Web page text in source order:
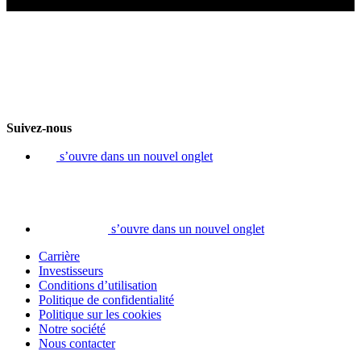
Suivez-nous
s’ouvre dans un nouvel onglet
s’ouvre dans un nouvel onglet
Carrière
Investisseurs
Conditions d’utilisation
Politique de confidentialité
Politique sur les cookies
Notre société
Nous contacter